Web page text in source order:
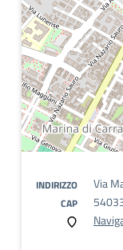
INDIRIZZO Via
CAP